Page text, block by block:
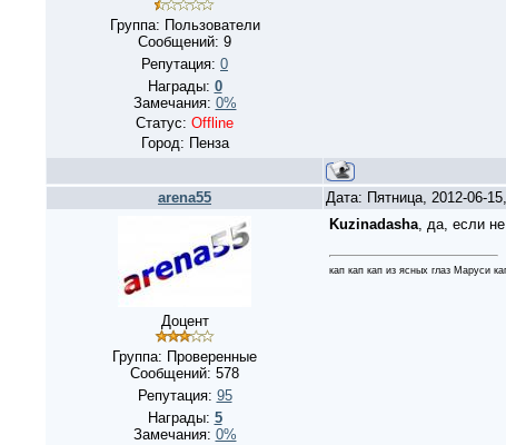
Группа: Пользователи
Сообщений: 9
Репутация: 0
Награды: 0
Замечания: 0%
Статус: Offline
Город: Пенза
arena55 Дата: Пятница, 2012-06-
Доцент
Группа: Проверенные
Сообщений: 578
Репутация: 95
Награды: 5
Замечания: 0%
Kuzinadasha, да, если
кап кап кап из ясных глаз Маруси